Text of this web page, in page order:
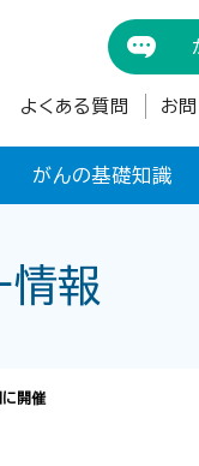
よくある質問 お
がんの基礎知識
情報
に開催